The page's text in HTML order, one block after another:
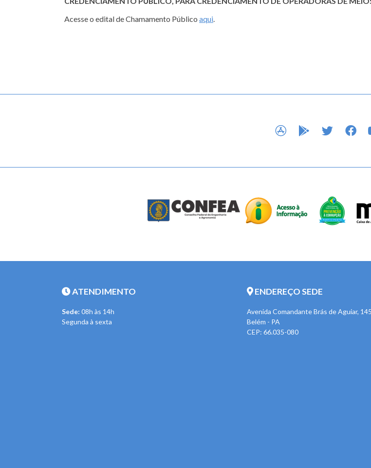
Acesse o edital de Chamamento Público aqui.
APP STOREGOOGLE PLAY
TWITTER
ATENDIMENTO
Sede: 08h às 14h
Segunda à sexta
ENDEREÇO SEDE
Avenida Comandante Brás de Aguiar,
Belém - PA
CEP: 66.035-080